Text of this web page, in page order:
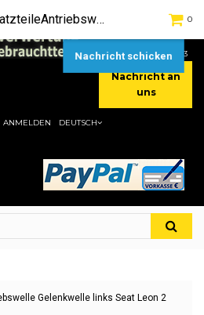
[+49] (0) 2232-5205
[+49] (0) 177 / 4080033
Nachricht an
uns
0
ANMELDEN DEUTSCH
Gelenkwelle links Seat Leon 2
Autoverwertung ErsatzteileAntriebswelle Gelenkwelle links Seat Leon 2 II 1P1 FahrerseiteHier gibt es viele Autoersatzteile, günstigen Preise, gute Qualität
Nachricht schicken